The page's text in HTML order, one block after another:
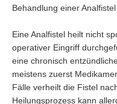
Behandlung einer Analfistel
Eine Analfistel heilt nicht
operativer Eingriff
eine chronisch
meistens zuerst
Fälle verheilt die Fistel
Heilungsprozess kann